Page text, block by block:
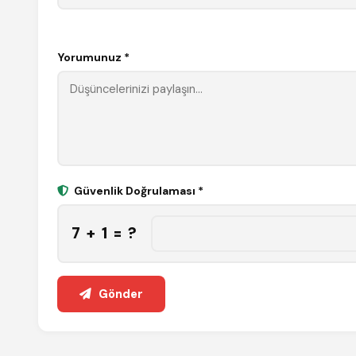
Yorumunuz *
Güvenlik Doğrulaması *
7 + 1 = ?
Gönder